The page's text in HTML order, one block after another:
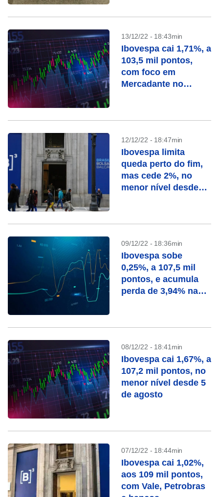
13/12/22 - 18:43min
Ibovespa cai 1,71%, a
103,5 mil pontos,
com foco em
Mercadante no
12/12/22 - 18:47min
Ibovespa limita
queda perto do fim,
mas cede 2%, no
menor nível desde
09/12/22 - 18:36min
Ibovespa sobe
0,25%, a 107,5 mil
pontos, e acumula
perda de 3,94% na
08/12/22 - 18:41min
Ibovespa cai 1,67%, a
107,2 mil pontos, no
menor nível desde 5
de agosto
07/12/22 - 18:44min
Ibovespa cai 1,02%,
aos 109 mil pontos,
com Vale, Petrobras